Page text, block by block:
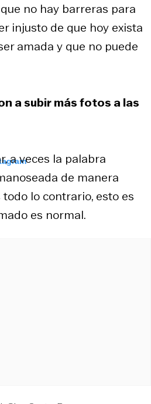
no hay barreras para
injusto de que hoy exista
amada y que no puede
a subir más fotos a las
a veces la palabra
de manera
lo contrario, esto es
es normal.